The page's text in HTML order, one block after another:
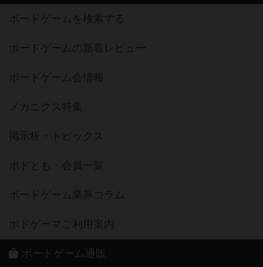
ボードゲームを検索する
ボードゲームの新着レビュー
ボードゲーム会情報
メカニクス特集
掲示板・トピックス
ボドとも・会員一覧
ボードゲーム業界コラム
ボドゲーマご利用案内
ボードゲーム通販